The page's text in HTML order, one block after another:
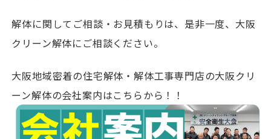
解体に関してご相談・お見積もりは、是非一度、大阪
クリーン解体にご相談ください。
大阪地域密着の住宅解体・解体工事専門店の大阪クリ
ーン解体の会社案内はこちらから！！